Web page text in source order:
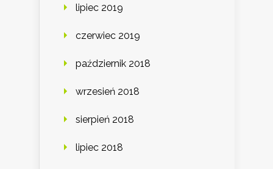
lipiec 2019
czerwiec 2019
październik 2018
wrzesień 2018
sierpień 2018
lipiec 2018